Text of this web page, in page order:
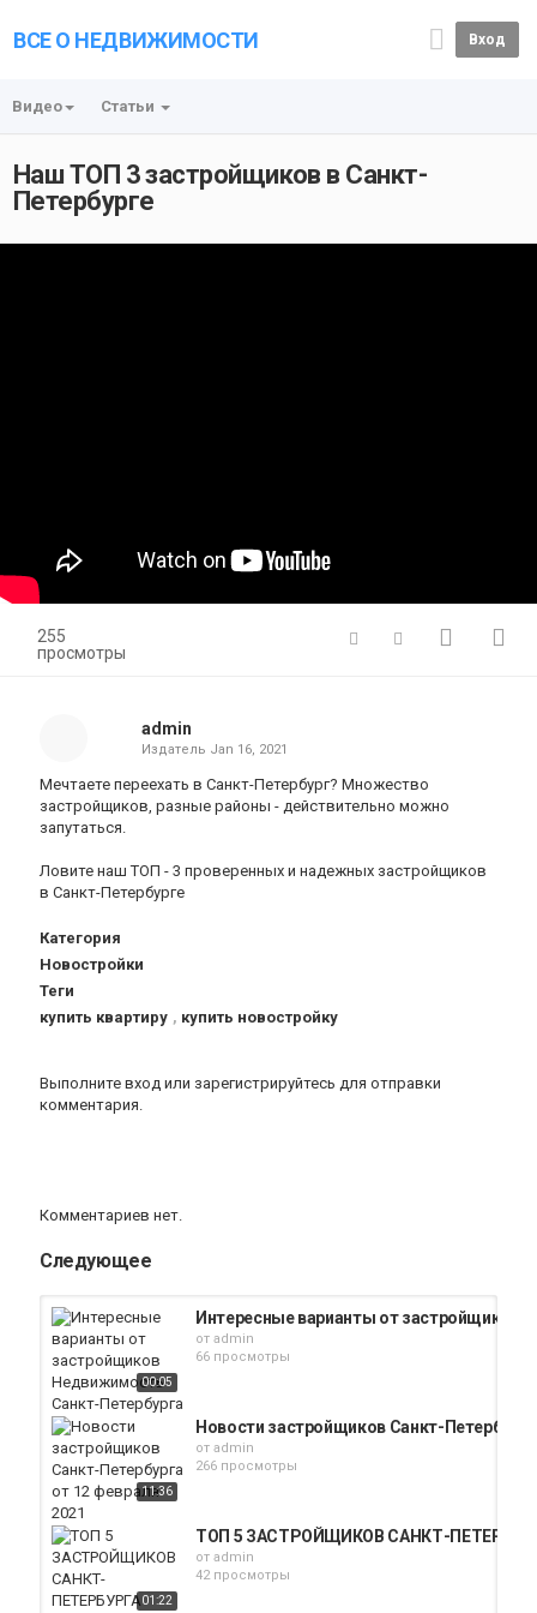
ВСЕ О НЕДВИЖИМОСТИ Вход
Видео Статьи
Наш ТОП 3 застройщиков в Санкт-
Петербурге
255
просмотры
admin
Издатель Jan 16, 2021
Мечтаете переехать в Санкт-Петербург? Множество
застройщиков, разные районы - действительно можно
запутаться.
Ловите наш ТОП - 3 проверенных и надежных застройщиков
в Санкт-Петербурге
Категория
Новостройки
Теги
купить квартиру , купить новостройку
Выполните вход или зарегистрируйтесь для отправки
комментария.
Комментариев нет.
Следующее
00:05
Интересные варианты от застройщиков
от admin
66 просмотры
11:36
Новости застройщиков Санкт-
от admin
266 просмотры
01:22
ТОП 5 ЗАСТРОЙЩИКОВ САНКТ-
от admin
42 просмотры